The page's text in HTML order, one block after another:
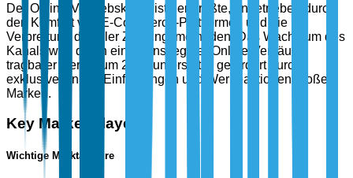
Der Online-Vertriebskanal ist der größte, angetrieben durch
den Komfort von E-Commerce-Plattformen und die
Verbreitung digitaler Zahlungsmethoden. Das Wachstum des
Kanals wird durch einen Anstieg der Online-Verkäufe
tragbarer Geräte um 28 % unterstützt, gefördert durch
exklusive Online-Einführungen und Werbeaktionen großer
Marken.
Key Market Players
Wichtige Marktakteure